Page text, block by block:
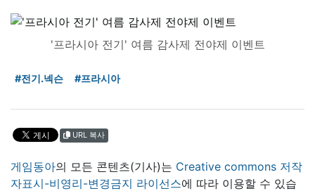
'프라시아 전기' 여름 감사제 전야제 이벤트
#전기.넥슨 #프라시아
URL 복사
게임동아의 모든 콘텐츠(기사)는 Creative commons 저작
자표시-비영리-변경금지 라이선스에 따라 이용할 수 있습